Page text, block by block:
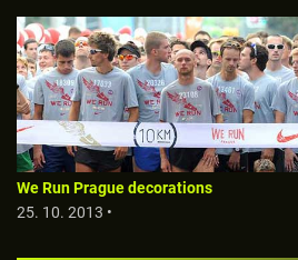
We Run Prague decorations
25. 10. 2013 •